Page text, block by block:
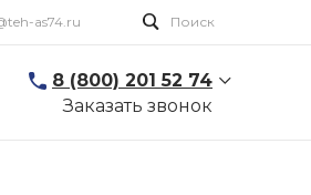
as74.ru Поиск
8 (800) 201 52 74
Заказать звонок